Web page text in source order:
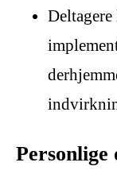
Personlige